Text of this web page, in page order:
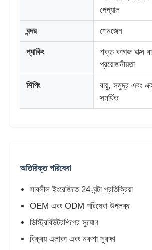
পেপ্যাল
বন্দর শেনজেন
প্যাকিং
শক্ত কাগজ বাক্স
প্রয়োজনীয়তা
শিপিং
বায়ু, সমুদ্র এবং
সমর্থিত
অতিরিক্ত পরিষেবা
সাবলীল ইংরেজিতে 24-ঘন্টা প্রতিক্রিয়া
OEM এবং ODM পরিষেবা উপলব্ধ
ডিস্ট্রিবিউটরশিপের সুযোগ
বিক্রয় এলাকা এবং নকশা সুরক্ষা